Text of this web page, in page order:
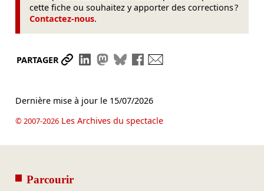
cette fiche ou souhaitez y apporter des corrections ?
Contactez-nous.
PARTAGER Partager le lien
Partager sur LinkedIn
Partager sur Mastodon
Partager sur Bluesky
Partager sur Facebook
Dernière mise à jour le 15/07/2026
© 2007-2026Les Archives du spectacle
Parcourir